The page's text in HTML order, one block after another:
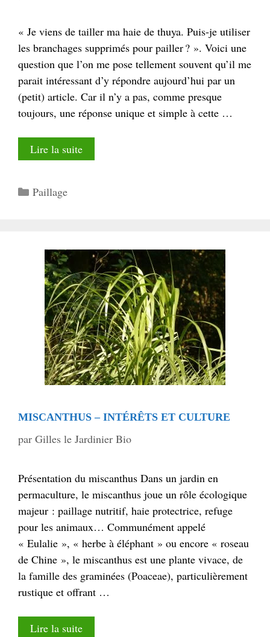
« Je viens de tailler ma haie de thuya. Puis-je utiliser
les branchages supprimés pour pailler ? ». Voici une
question que l’on me pose tellement souvent qu’il me
parait intéressant d’y répondre aujourd’hui par un
(petit) article. Car il n’y a pas, comme presque
toujours, une réponse unique et simple à cette …
Lire la suite
Catégories
Paillage
MISCANTHUS – INTÉRÊTS ET CULTURE
par Gilles le Jardinier Bio
Présentation du miscanthus Dans un jardin en
permaculture, le miscanthus joue un rôle écologique
majeur : paillage nutritif, haie protectrice, refuge
pour les animaux… Communément appelé
« Eulalie », « herbe à éléphant » ou encore « roseau
de Chine », le miscanthus est une plante vivace, de
la famille des graminées (Poaceae), particulièrement
rustique et offrant …
Lire la suite